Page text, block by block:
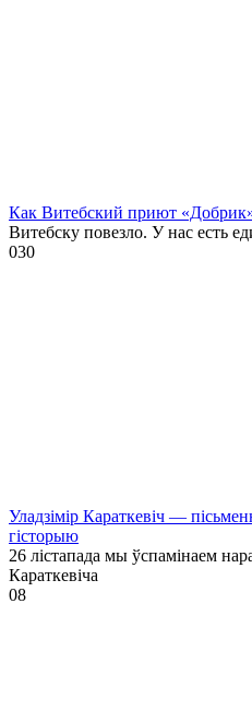
Как Витебский приют
Витебску повезло. У нас есть
030
Уладзімір Караткевіч —
гісторыю
26 лістапада мы ўспамінаем
Караткевіча
08